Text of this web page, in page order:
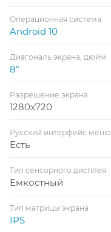
Операционная система
Android 10
Диагональ экрана, дюйм
8"
Разрешение экрана
1280x720
Русский интерфейс меню
Есть
Тип сенсорного дисплея
Емкостный
Тип матрицы экрана
IPS